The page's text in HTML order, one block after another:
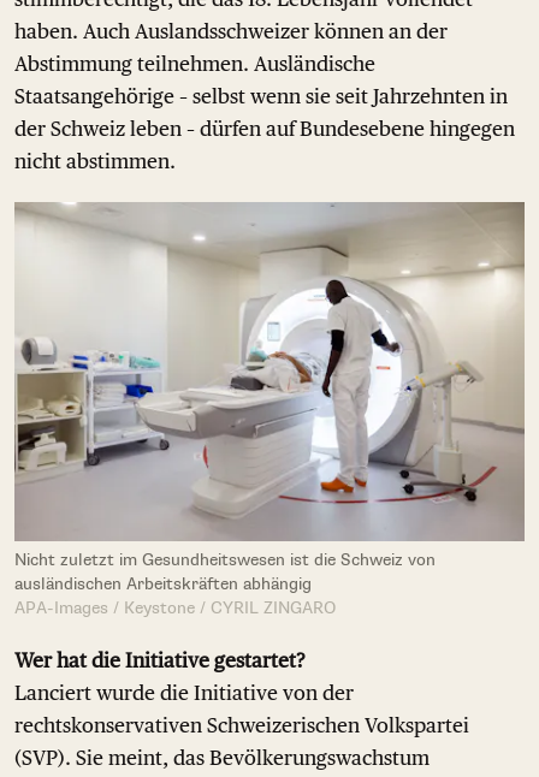
haben. Auch Auslandsschweizer können an der
Abstimmung teilnehmen. Ausländische
Staatsangehörige – selbst wenn sie seit Jahrzehnten in
der Schweiz leben – dürfen auf Bundesebene hingegen
nicht abstimmen.
Nicht zuletzt im Gesundheitswesen ist die Schweiz von
ausländischen Arbeitskräften abhängig
APA-Images / Keystone / CYRIL ZINGARO
Wer hat die Initiative gestartet?
Lanciert wurde die Initiative von der
rechtskonservativen Schweizerischen Volkspartei
(SVP). Sie meint, das Bevölkerungswachstum